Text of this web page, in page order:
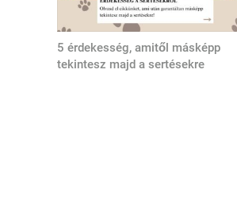
5 érdekesség, amitől másképp
tekintesz majd a sertésekre